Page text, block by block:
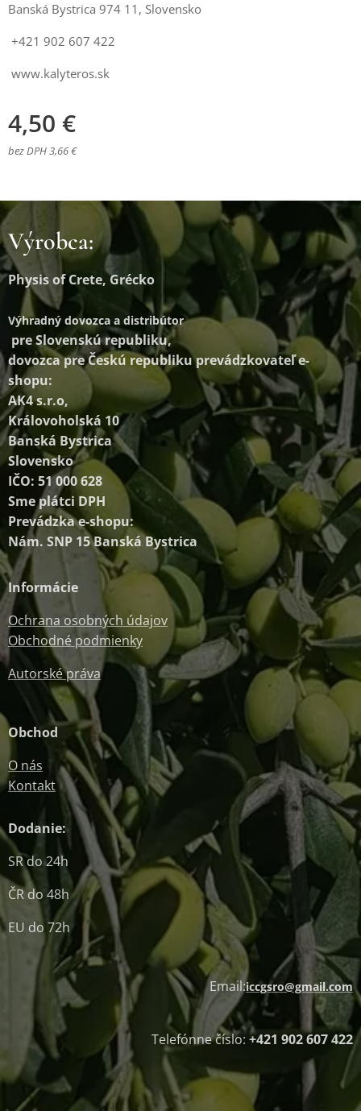
Banská Bystrica 974 11, Slovensko
+421 902 607 422
www.kalyteros.sk
4,50 €
bez DPH 3,66 €
Výrobca:
Physis of Crete, Grécko
Výhradný dovozca a distribútor
pre Slovenskú republiku,
dovozca pre Českú republiku prevádzkovateľ e-
shopu:
AK4 s.r.o,
Královoholská 10
Banská Bystrica
Slovensko
IČO: 51 000 628
Sme plátci DPH
Prevádzka e-shopu:
Nám. SNP 15 Banská Bystrica
Informácie
Ochrana osobných údajov
Obchodné podmienky
Autorské práva
Obchod
O nás
Kontakt
Dodanie:
SR do 24h
ČR do 48h
EU do 72h
Email:iccgsro@gmail.com
Telefónne číslo: +421 902 607 422